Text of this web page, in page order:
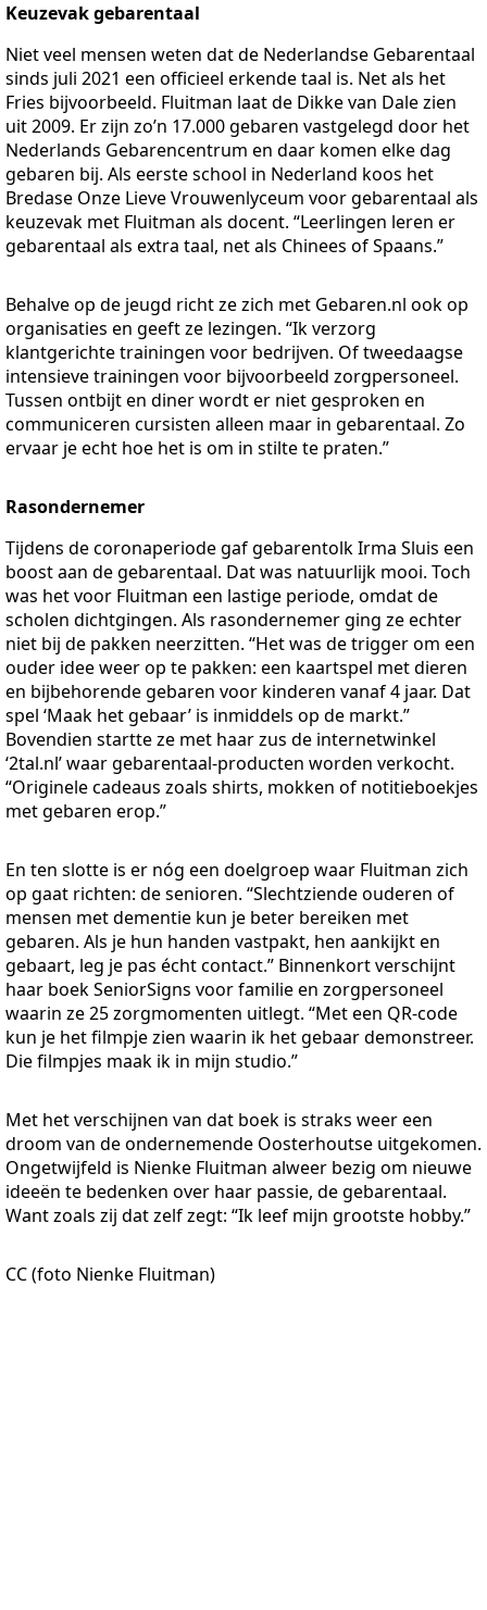
Keuzevak gebarentaal
Niet veel mensen weten dat de Nederlandse Gebarentaal
sinds juli 2021 een officieel erkende taal is. Net als het
Fries bijvoorbeeld. Fluitman laat de Dikke van Dale zien
uit 2009. Er zijn zo’n 17.000 gebaren vastgelegd door het
Nederlands Gebarencentrum en daar komen elke dag
gebaren bij. Als eerste school in Nederland koos het
Bredase Onze Lieve Vrouwenlyceum voor gebarentaal als
keuzevak met Fluitman als docent. “Leerlingen leren er
gebarentaal als extra taal, net als Chinees of Spaans.”
Behalve op de jeugd richt ze zich met Gebaren.nl ook op
organisaties en geeft ze lezingen. “Ik verzorg
klantgerichte trainingen voor bedrijven. Of tweedaagse
intensieve trainingen voor bijvoorbeeld zorgpersoneel.
Tussen ontbijt en diner wordt er niet gesproken en
communiceren cursisten alleen maar in gebarentaal. Zo
ervaar je echt hoe het is om in stilte te praten.”
Rasondernemer
Tijdens de coronaperiode gaf gebarentolk Irma Sluis een
boost aan de gebarentaal. Dat was natuurlijk mooi. Toch
was het voor Fluitman een lastige periode, omdat de
scholen dichtgingen. Als rasondernemer ging ze echter
niet bij de pakken neerzitten. “Het was de trigger om een
ouder idee weer op te pakken: een kaartspel met dieren
en bijbehorende gebaren voor kinderen vanaf 4 jaar. Dat
spel ‘Maak het gebaar’ is inmiddels op de markt.”
Bovendien startte ze met haar zus de internetwinkel
‘2tal.nl’ waar gebarentaal-producten worden verkocht.
“Originele cadeaus zoals shirts, mokken of notitieboekjes
met gebaren erop.”
En ten slotte is er nóg een doelgroep waar Fluitman zich
op gaat richten: de senioren. “Slechtziende ouderen of
mensen met dementie kun je beter bereiken met
gebaren. Als je hun handen vastpakt, hen aankijkt en
gebaart, leg je pas écht contact.” Binnenkort verschijnt
haar boek SeniorSigns voor familie en zorgpersoneel
waarin ze 25 zorgmomenten uitlegt. “Met een QR-code
kun je het filmpje zien waarin ik het gebaar demonstreer.
Die filmpjes maak ik in mijn studio.”
Met het verschijnen van dat boek is straks weer een
droom van de ondernemende Oosterhoutse uitgekomen.
Ongetwijfeld is Nienke Fluitman alweer bezig om nieuwe
ideeën te bedenken over haar passie, de gebarentaal.
Want zoals zij dat zelf zegt: “Ik leef mijn grootste hobby.”
CC (foto Nienke Fluitman)